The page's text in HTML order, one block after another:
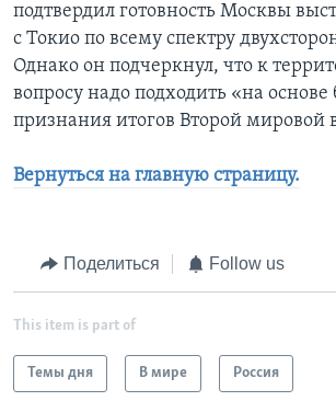
подтвердил готовность Москвы
с Токио по всему спектру
Однако он подчеркнул, что к
вопросу надо подходить «на основе
признания итогов Второй мировой
Вернуться на главную страницу.
Поделиться Follow us
This item is part of
Темы дня В мире Россия